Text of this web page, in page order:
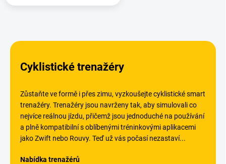
Cyklistické trenažéry
Zůstaňte ve formě i přes zimu, vyzkoušejte cyklistické smart
trenažéry. Trenažéry jsou navrženy tak, aby simulovali co
nejvíce reálnou jízdu, přičemž jsou jednoduché na používání
a plně kompatibilní s oblíbenými tréninkovými aplikacemi
jako Zwift nebo Rouvy. Teď už vás počasí nezastaví...
Nabídka trenažérů